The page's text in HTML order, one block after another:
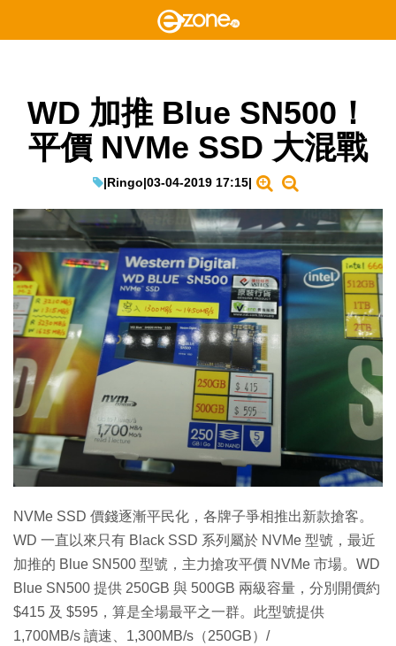
WD 加推 Blue SN500！
平價 NVMe SSD 大混戰
|Ringo|03-04-2019 17:15|
NVMe SSD 價錢逐漸平民化，各牌子爭相推出新款搶客。
WD 一直以來只有 Black SSD 系列屬於 NVMe 型號，最近
加推的 Blue SN500 型號，主力搶攻平價 NVMe 市場。WD
Blue SN500 提供 250GB 與 500GB 兩級容量，分別開價約
$415 及 $595，算是全場最平之一群。此型號提供
1,700MB/s 讀速、1,300MB/s（250GB）/